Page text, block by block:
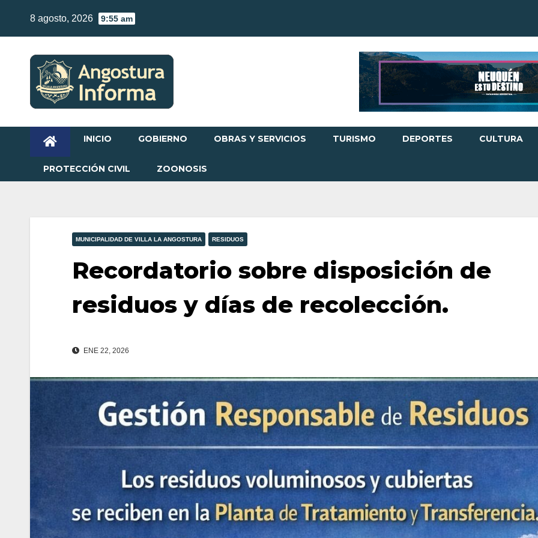
content
8 agosto, 2026 9:55 am
INICIO GOBIERNO OBRAS Y SERVICIOS TURISMO DEPORTES CULTURA
PROTECCIÓN CIVIL ZOONOSIS
MUNICIPALIDAD DE VILLA LA ANGOSTURA RESIDUOS
Recordatorio sobre disposición de
residuos y días de recolección.
ENE 22, 2026